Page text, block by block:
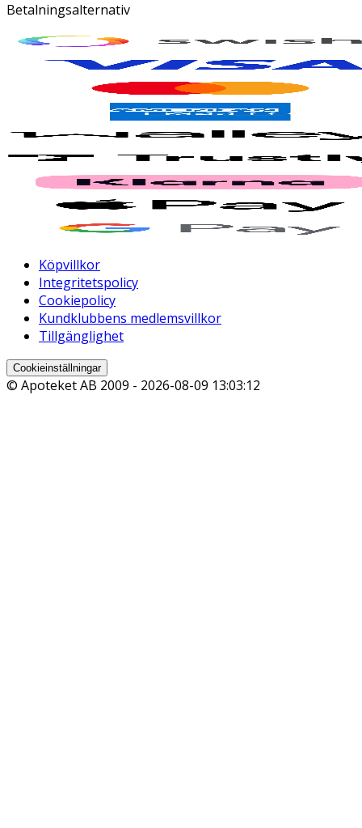
Betalningsalternativ
Köpvillkor
Integritetspolicy
Cookiepolicy
Kundklubbens medlemsvillkor
Tillgänglighet
Cookieinställningar
© Apoteket AB 2009 - 2026-08-09 13:03:12